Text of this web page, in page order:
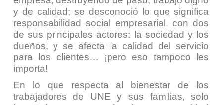
y de calidad; se desconoció lo que significa
responsabilidad social empresarial, con dos
de sus principales actores: la sociedad y los
dueños, y se afecta la calidad del servicio
para los clientes… ¡pero eso tampoco les
importa!
En lo que respecta al bienestar de los
trabajadores de UNE y sus familias, solo